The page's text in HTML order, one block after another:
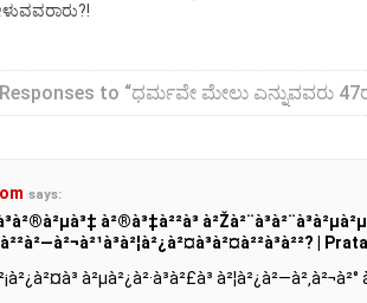
to “ಧರ್ಮವೇ ಮೇಲು ಎನ್ನುವವರು
says:
à²®à³‡à²²à³
|
à²µà²¿à²·à³à²£à³ à²¦à²¿à²—à²‚à²¬à²°